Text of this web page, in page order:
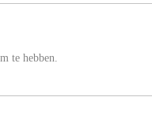
te hebben.